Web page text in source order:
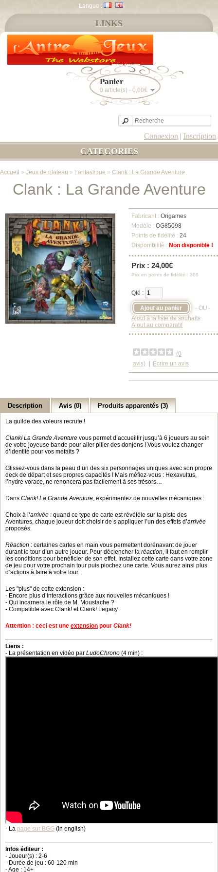
Langue :
Panier
0 article(s) - 0,00€
Connexion | Inscription
LINKS
CATEGORIES
Accueil » Jeux de plateau » Fantastique » Clank : La Grande Aventure
Clank : La Grande Aventure
Fabricant : Origames
Modèle : OG85098
Points de fidélité : 24
Disponibilité : Non disponible !
Prix : 24,00€
Prix en points de fidélité : 300
Qté :
- OU -
Ajout à la liste de souhaits
Ajout au comparatif
(0
avis)
Écrire un avis
Description Avis (0) Produits apparentés (3)
La guilde des voleurs recrute !
Clank! La Grande Aventure vous permet d’accueillir jusqu’à 6 joueurs au sein
de votre joyeuse bande pour aller piller des donjons ! Vous voulez changer
d’identité pour vos méfaits ?
Glissez-vous dans la peau d’un des six personnages uniques avec son propre
deck de départ et ses propres capacités ! Mais méfiez-vous : Hexavultus,
l’hydre vorace, ne renoncera pas facilement à ses trésors…
Dans Clank! La Grande Aventure, expérimentez de nouvelles mécaniques :
Choix à l’arrivée : quand ce type de carte est révéléle sur la piste des
Aventures, chaque joueur doit choisir de s’appliquer l’un des effets d’arrivée
proposés.
Réaction : certaines cartes en main vous permettent dorénavant de jouer
durant le tour d’un autre joueur. Pour déclencher la réaction, il faut en remplir
les conditions pour bénéficier de son effet. Installez cette carte dans votre zone
de jeu pour votre prochain tour puis piochez une carte. Vous aurez ainsi plus
d’actions à faire à votre tour.
Les "plus" de cette extension :
- Encore plus d’interactions grâce aux nouvelles mécaniques !
- Qui incarnera le rôle de M. Moustache ?
- Compatible avec Clank! et Clank! Legacy
Attention : ceci est une extension pour Clank!
Liens :
- La présentation en vidéo par LudoChrono (4 min) :
- La page sur BGG (in english)
Infos éditeur :
- Joueur(s) : 2-6
- Durée de jeu : 60-120 min
- Age : 14+